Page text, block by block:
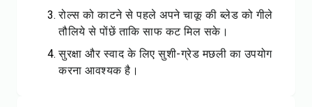
रोल्स को काटने से पहले अपने चाकू की ब्लेड को गीले
तौलिये से पोंछें ताकि साफ कट मिल सके।
सुरक्षा और स्वाद के लिए सुशी-ग्रेड मछली का उपयोग
करना आवश्यक है।